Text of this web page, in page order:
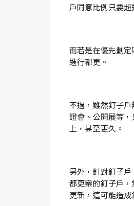
戶同意比例只要
而若是在優先劃
進行都更。
不過，雖然釘子
證會、公開展等
上，甚至更久。
另外，針對釘子
都更案的釘子戶
更新，這可能造